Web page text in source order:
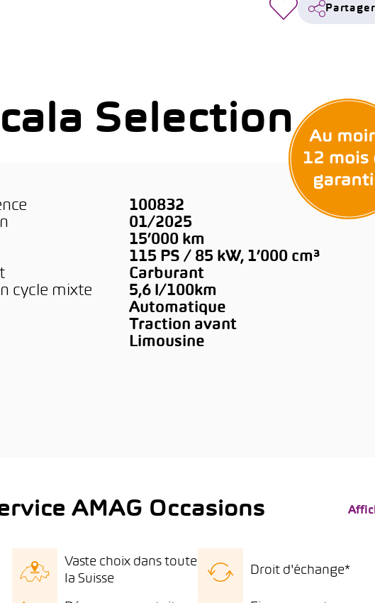
Partager
Selection
100832
01/2025
15’000 km
115 PS / 85 kW, 1’000 cm³
Carburant
cycle mixte
5,6 l/100km
Automatique
Traction avant
Limousine
AMAG Occasions
Vaste choix dans toute
la Suisse
Droit d'échange*